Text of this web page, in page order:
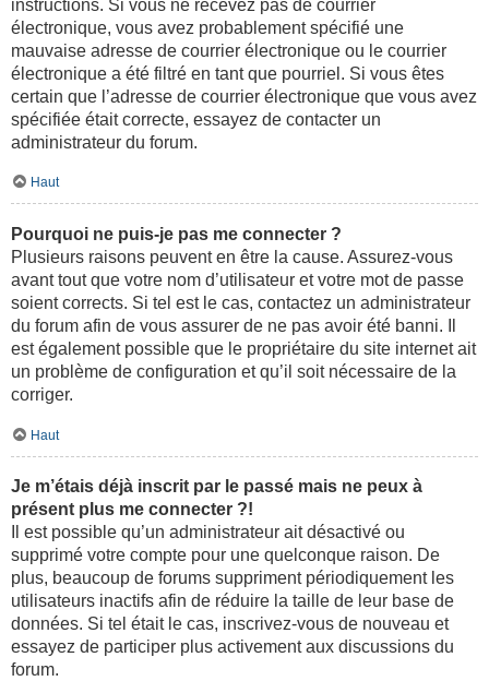
instructions. Si vous ne recevez pas de courrier
électronique, vous avez probablement spécifié une
mauvaise adresse de courrier électronique ou le courrier
électronique a été filtré en tant que pourriel. Si vous êtes
certain que l’adresse de courrier électronique que vous avez
spécifiée était correcte, essayez de contacter un
administrateur du forum.
Haut
Pourquoi ne puis-je pas me connecter ?
Plusieurs raisons peuvent en être la cause. Assurez-vous
avant tout que votre nom d’utilisateur et votre mot de passe
soient corrects. Si tel est le cas, contactez un administrateur
du forum afin de vous assurer de ne pas avoir été banni. Il
est également possible que le propriétaire du site internet ait
un problème de configuration et qu’il soit nécessaire de la
corriger.
Haut
Je m’étais déjà inscrit par le passé mais ne peux à
présent plus me connecter ?!
Il est possible qu’un administrateur ait désactivé ou
supprimé votre compte pour une quelconque raison. De
plus, beaucoup de forums suppriment périodiquement les
utilisateurs inactifs afin de réduire la taille de leur base de
données. Si tel était le cas, inscrivez-vous de nouveau et
essayez de participer plus activement aux discussions du
forum.